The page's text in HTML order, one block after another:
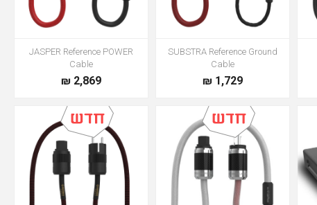
SUBSTRA Reference Ground
Cable
1,729 ₪
JASPER Reference POWER
Cable
2,869 ₪